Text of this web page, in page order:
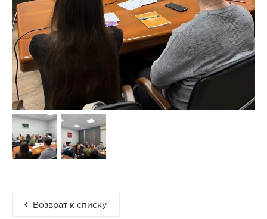
Возврат к списку